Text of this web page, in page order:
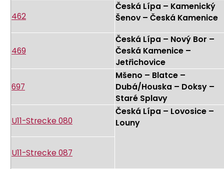
462
Česká Lípa – Kamenický
Šenov – Česká Kamenice
469
Česká Lípa – Nový Bor –
Česká Kamenice –
Jetřichovice
697
Mšeno – Blatce –
Dubá/Houska – Doksy –
Staré Splavy
U11-Strecke 080
Česká Lípa – Lovosice –
Louny
U11-Strecke 087